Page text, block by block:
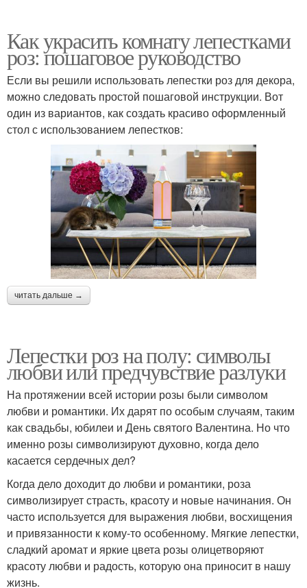
Как украсить комнату лепестками
роз: пошаговое руководство
Если вы решили использовать лепестки роз для декора,
можно следовать простой пошаговой инструкции. Вот
один из вариантов, как создать красиво оформленный
стол с использованием лепестков:
читать дальше →
Лепестки роз на полу: символы
любви или предчувствие разлуки
На протяжении всей истории розы были символом
любви и романтики. Их дарят по особым случаям, таким
как свадьбы, юбилеи и День святого Валентина. Но что
именно розы символизируют духовно, когда дело
касается сердечных дел?
Когда дело доходит до любви и романтики, роза
символизирует страсть, красоту и новые начинания. Он
часто используется для выражения любви, восхищения
и привязанности к кому-то особенному. Мягкие лепестки,
сладкий аромат и яркие цвета розы олицетворяют
красоту любви и радость, которую она приносит в нашу
жизнь.